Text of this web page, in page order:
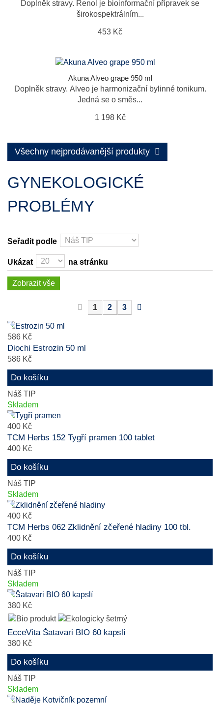
Doplněk stravy. Renol je bioinformační přípravek se
širokospektrálním...
453 Kč
Akuna Alveo grape 950 ml
Doplněk stravy. Alveo je harmonizační bylinné tonikum.
Jedná se o směs...
1 198 Kč
Všechny nejprodávanější produkty
GYNEKOLOGICKÉ
PROBLÉMY
Seřadit podle
Ukázat na stránku
Zobrazit vše
1 2 3
586 Kč
Diochi Estrozin 50 ml
586 Kč
Do košíku
Náš TIP
Skladem
400 Kč
TCM Herbs 152 Tygří pramen 100 tablet
400 Kč
Do košíku
Náš TIP
Skladem
400 Kč
TCM Herbs 062 Zklidnění zčeřené hladiny 100 tbl.
400 Kč
Do košíku
Náš TIP
Skladem
380 Kč
EcceVita Šatavari BIO 60 kapslí
380 Kč
Do košíku
Náš TIP
Skladem